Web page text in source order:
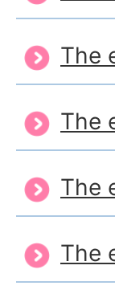
The
The
The
The